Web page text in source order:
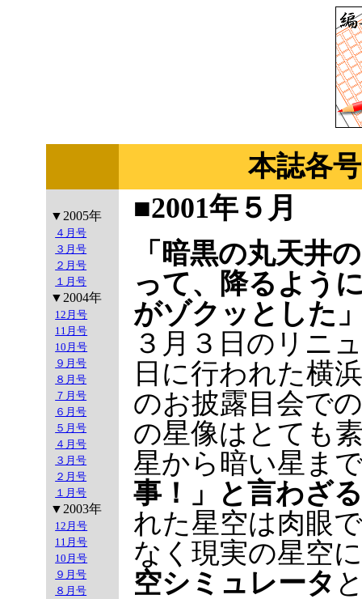
本誌各
▼2005年
４月号
３月号
２月号
１月号
▼2004年
12月号
11月号
10月号
９月号
８月号
７月号
６月号
５月号
４月号
３月号
２月号
１月号
▼2003年
12月号
11月号
10月号
９月号
８月号
■2001年５月
「暗黒の丸天井
って、降るよう
がゾクッとした
３月３日のリニ
日に行われた横
のお披露目会で
の星像はとても
星から暗い星ま
事！」と言わざ
れた星空は肉眼
なく現実の星空
空シミュレータ